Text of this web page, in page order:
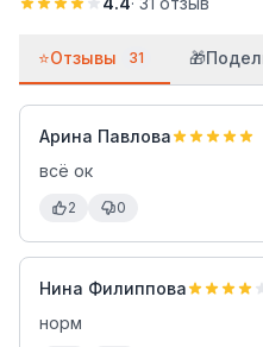
⭐Отзывы 31 🎁
Арина Павлова
всё ок
2 0
Нина Филиппова
норм